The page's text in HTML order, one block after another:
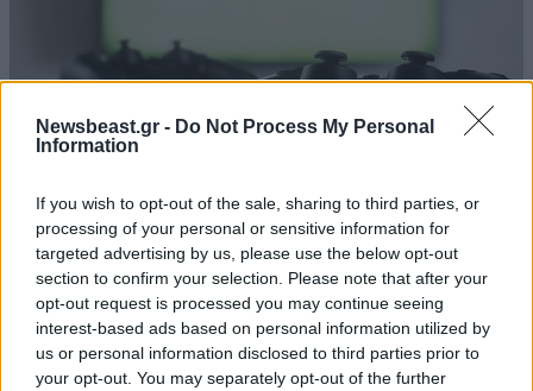
Newsbeast.gr - Do Not Process My Personal
Information
If you wish to opt-out of the sale, sharing to third parties, or
processing of your personal or sensitive information for
targeted advertising by us, please use the below opt-out
section to confirm your selection. Please note that after your
opt-out request is processed you may continue seeing
interest-based ads based on personal information utilized by
us or personal information disclosed to third parties prior to
your opt-out. You may separately opt-out of the further
Ευχάριστα νέα για τους χρήστες του
PlayStation – Λειτουργικές ξανά όλες οι
διαδικτυακές υπηρεσίες μετά από τα
προβλήματα